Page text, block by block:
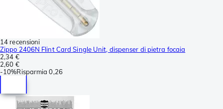
14 recensioni
Zippo 2406N Flint Card Single Unit, dispenser di pietra focaia
2,34 €
2,60 €
-10%Risparmia 0,26